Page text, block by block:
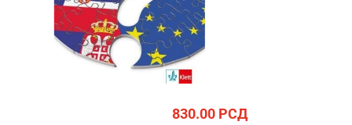
830.00 РСД